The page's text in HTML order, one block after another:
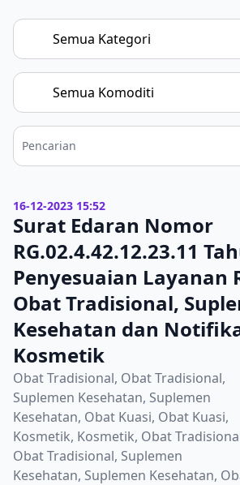
16-12-2023 15:52
Surat Edaran Nomor
RG.02.4.42.12.23.11
Penyesuaian Layanan
Obat Tradisional,
Kesehatan dan
Kosmetik
Obat Tradisional, Obat Tradisional,
Suplemen Kesehatan, Suplemen
Kesehatan, Obat Kuasi, Obat Kuasi,
Kosmetik, Kosmetik, Obat
Obat Tradisional, Suplemen
Kesehatan, Suplemen Kesehatan,